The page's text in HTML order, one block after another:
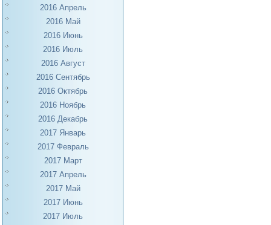
2016 Апрель
2016 Май
2016 Июнь
2016 Июль
2016 Август
2016 Сентябрь
2016 Октябрь
2016 Ноябрь
2016 Декабрь
2017 Январь
2017 Февраль
2017 Март
2017 Апрель
2017 Май
2017 Июнь
2017 Июль